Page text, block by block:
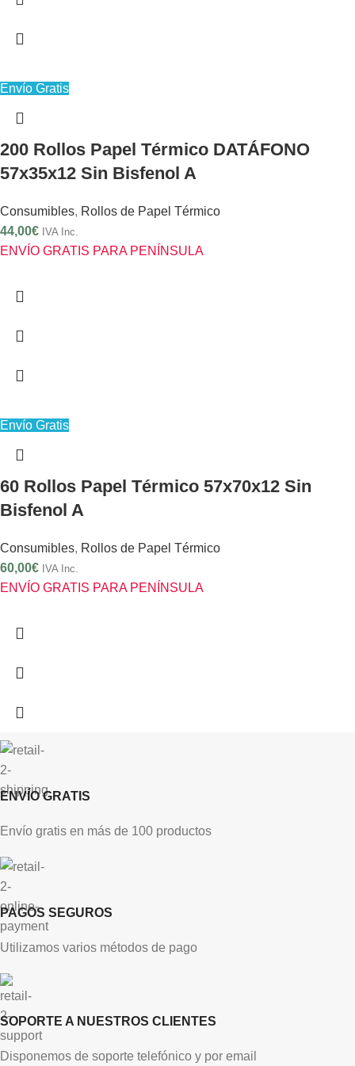
Envío Gratis
200 Rollos Papel Térmico DATÁFONO
57x35x12 Sin Bisfenol A
Consumibles, Rollos de Papel Térmico
44,00€ IVA Inc.
ENVÍO GRATIS PARA PENÍNSULA
Envío Gratis
60 Rollos Papel Térmico 57x70x12 Sin
Bisfenol A
Consumibles, Rollos de Papel Térmico
60,00€ IVA Inc.
ENVÍO GRATIS PARA PENÍNSULA
ENVÍO GRATIS
Envío gratis en más de 100 productos
PAGOS SEGUROS
Utilizamos varios métodos de pago
SOPORTE A NUESTROS CLIENTES
Disponemos de soporte telefónico y por email